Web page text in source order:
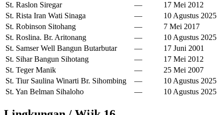
St. Raslon Siregar
—
17 Mei 2012
St. Rista Iran Wati Sinaga
—
10 Agustus 2025
St. Robinson Sitohang
—
7 Mei 2017
St. Roslina. Br. Aritonang
—
10 Agustus 2025
St. Samser Well Bangun Butarbutar
—
17 Juni 2001
St. Sihar Bangun Sihotang
—
17 Mei 2012
St. Teger Manik
—
25 Mei 2007
St. Tiur Saulina Winarti Br. Sihombing
—
10 Agustus 2025
St. Yan Belman Sihaloho
— 10 Agustus 2025